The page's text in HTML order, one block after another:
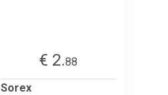
€ 2.88
Sorex